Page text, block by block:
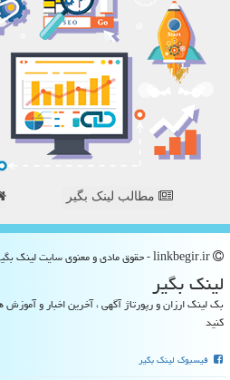
مطالب لینک بگیر
لینك بگیر
بک لینک ارزان و رپورتاژ آگهی ، آخرین اخبار و
کنید
فیسبوک لینک بگیر